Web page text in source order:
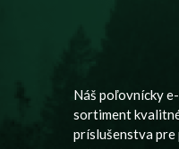
Náš poľovnícky
sortiment
príslušenstva